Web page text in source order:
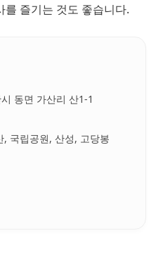
즐기는 것도 좋습니다.
동면 가산리 산1-1
, 국립공원, 산성, 고당봉